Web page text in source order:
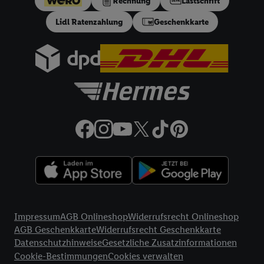
Lidl Ratenzahlung Geschenkkarte
ImpressumAGB OnlineshopWiderrufsrecht Onlineshop
AGB GeschenkkarteWiderrufsrecht Geschenkkarte
DatenschutzhinweiseGesetzliche Zusatzinformationen
Cookie-BestimmungenCookies verwalten
in einen Hashwert umgewandelte E-Mail-Adresse in
gemeinsamer Verantwortlichkeit verarbeitet.
IhremTelekommunikationsnetzbetreiber, die Utiq-Technologie
in den Lidl-Diensten einzusetzen. Utiq prüft zunächst anhand
Ihrer IP-Adresse, ob die Technologie für Sie verfügbar ist.
Wenn das der Fall ist, gibt Utiq Ihre IP-Adresse an Ihren
Kundenkonto-Referenz, wie z.B. Ihrer Mobilfunknummer, eine
Kennung für Utiq erstellt. Wir werden diese Kennung
Ihr Nutzungsverhalten in den Lidl-Diensten zu erfassen.
Insbesondere können Sie mittels dieser Technologie auch auf
ausspielen können. Sie können Ihre Einwilligung speziell zur
Nutzung der Utiq-Technologie - zusätzlich zur weiter unten
erläuterten Möglichkeit, Ihre Einwilligung generell zu